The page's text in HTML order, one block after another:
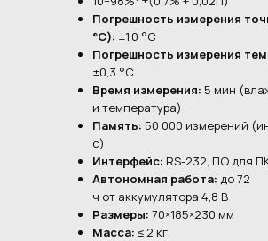
Погрешность измерения
°C): ±1,0 °C
Погрешность измерения
±0,3 °C
Время измерения: 5 мин
и температура)
Память: 50 000 измерений
с)
Интерфейс: RS-232, ПО для
Автономная работа: до 72
ч от аккумулятора 4,8 В
Размеры: 70×185×230 мм
Масса: ≤ 2 кг